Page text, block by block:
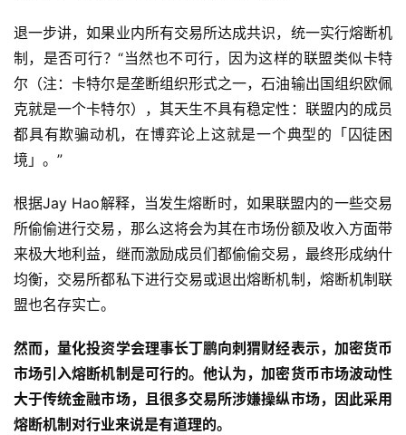
退一步讲，如果业内所有交易所达成共识，统一实行熔断机
制，是否可行？“当然也不可行，因为这样的联盟类似卡特
尔（注：卡特尔是垄断组织形式之一，石油输出国组织欧佩
克就是一个卡特尔），其天生不具有稳定性：联盟内的成员
都具有欺骗动机，在博弈论上这就是一个典型的「囚徒困
境」。”
根据Jay Hao解释，当发生熔断时，如果联盟内的一些交易
所偷偷进行交易，那么这将会为其在市场份额及收入方面带
来极大地利益，继而激励成员们都偷偷交易，最终形成纳什
均衡，交易所都私下进行交易或退出熔断机制，熔断机制联
盟也名存实亡。
然而，量化投资学会理事长丁鹏向刺猬财经表示，加密货币
市场引入熔断机制是可行的。他认为，加密货币市场波动性
大于传统金融市场，且很多交易所涉嫌操纵市场，因此采用
熔断机制对行业来说是有道理的。